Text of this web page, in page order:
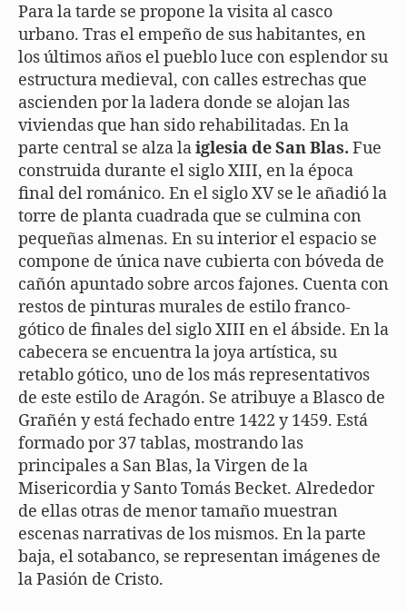
Para la tarde se propone la visita al casco
urbano. Tras el empeño de sus habitantes, en
los últimos años el pueblo luce con esplendor su
estructura medieval, con calles estrechas que
ascienden por la ladera donde se alojan las
viviendas que han sido rehabilitadas. En la
parte central se alza laiglesia de San Blas. Fue
construida durante el siglo XIII, en la época
final del románico. En el siglo XV se le añadió la
torre de planta cuadrada que se culmina con
pequeñas almenas. En su interior el espacio se
compone de única nave cubierta con bóveda de
cañón apuntado sobre arcos fajones. Cuenta con
restos de pinturas murales de estilo franco-
gótico de finales del siglo XIII en el ábside. En la
cabecera se encuentra la joya artística, su
retablo gótico, uno de los más representativos
de este estilo de Aragón. Se atribuye a Blasco de
Grañén y está fechado entre 1422 y 1459. Está
formado por 37 tablas, mostrando las
principales a San Blas, la Virgen de la
Misericordia y Santo Tomás Becket. Alrededor
de ellas otras de menor tamaño muestran
escenas narrativas de los mismos. En la parte
baja, el sotabanco, se representan imágenes de
la Pasión de Cristo.